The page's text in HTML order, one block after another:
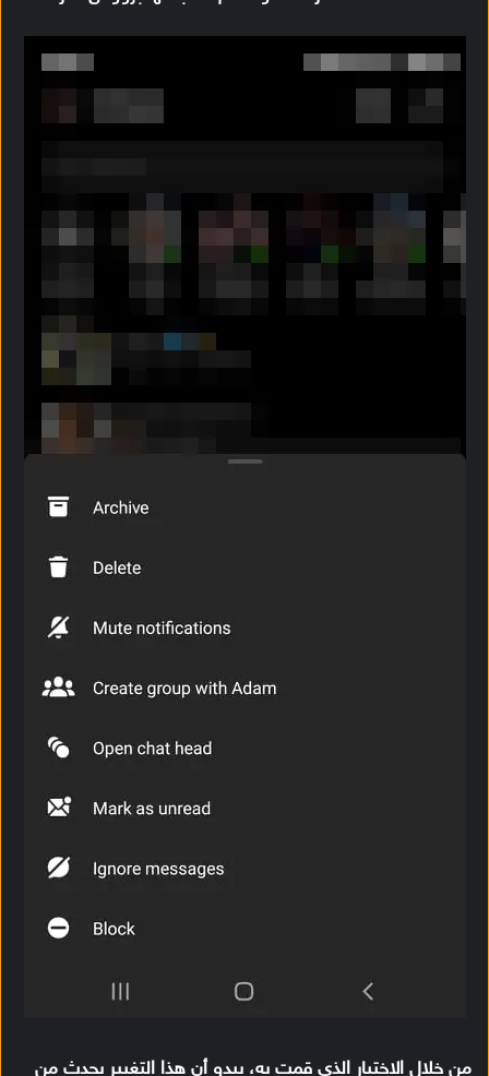
من خلال الاختبار الذي قمت به، يبدو أن هذا التغيير يحدث من